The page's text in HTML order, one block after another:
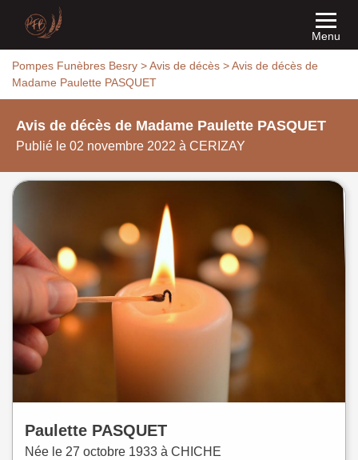
Menu
Pompes Funèbres Besry >Avis de décès >Avis de décès de
Madame Paulette PASQUET
Avis de décès de Madame Paulette PASQUET
Publié le 02 novembre 2022 à CERIZAY
Paulette PASQUET
Née le 27 octobre 1933 à CHICHE